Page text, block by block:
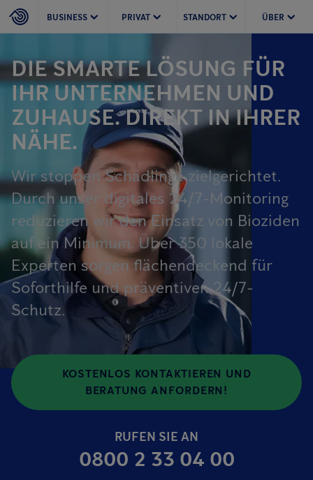
BUSINESS PRIVAT STANDORT ÜBER
DIE SMARTE LÖSUNG FÜR
IHR UNTERNEHMEN UND
ZUHAUSE. DIREKT IN IHRER
NÄHE.
Wir stoppen Schädlinge zielgerichtet.
Durch unser digitales 24/7-Monitoring
reduzieren wir den Einsatz von Bioziden
auf ein Minimum. Über 350 lokale
Experten sorgen flächendeckend für
Soforthilfe und präventiven 24/7-
Schutz.
KOSTENLOS KONTAKTIEREN UND
BERATUNG ANFORDERN!
RUFEN SIE AN
0800 2 33 04 00